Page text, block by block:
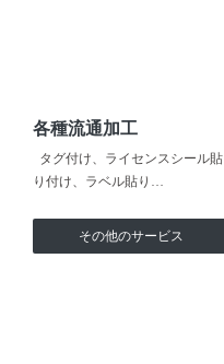
各種流通加工
タグ付け、ライセンスシール貼
り付け、ラベル貼り…
その他のサービス